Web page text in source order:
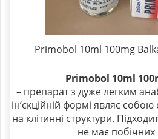
Primobol 10ml 100mg
Primobol 10ml
– препарат з дуже легким
ін’єкційній формі являє
на клітинні структури.
не має побічних